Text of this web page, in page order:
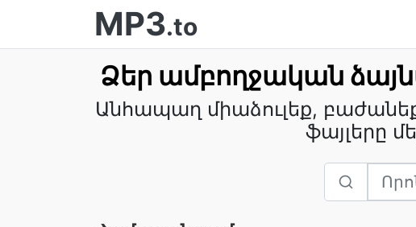
MP3.to
Ձեր ամբողջական
Անհապաղ միաձուլեք,
ֆայլերը